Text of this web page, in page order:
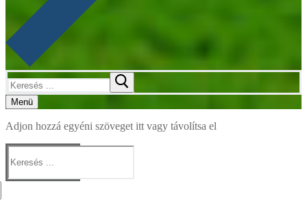
Keresése:
Menü
Adjon hozzá egyéni szöveget itt vagy távolítsa el
Keresése: